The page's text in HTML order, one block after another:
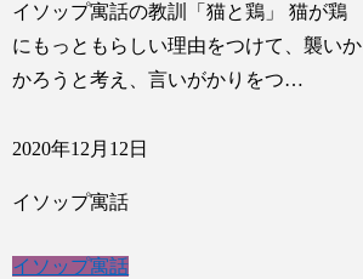
イソップ寓話の教訓「猫と鶏」 猫が鶏
にもっともらしい理由をつけて、襲いか
かろうと考え、言いがかりをつ…
2020年12月12日
イソップ寓話
イソップ寓話